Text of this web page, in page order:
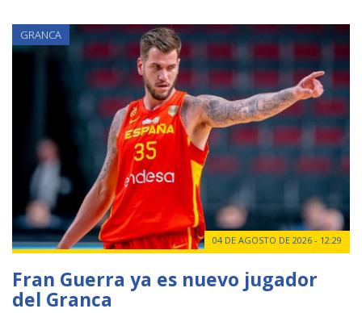
GRANCA
04 DE AGOSTO DE 2026 - 12:29
Fran Guerra ya es nuevo jugador
del Granca